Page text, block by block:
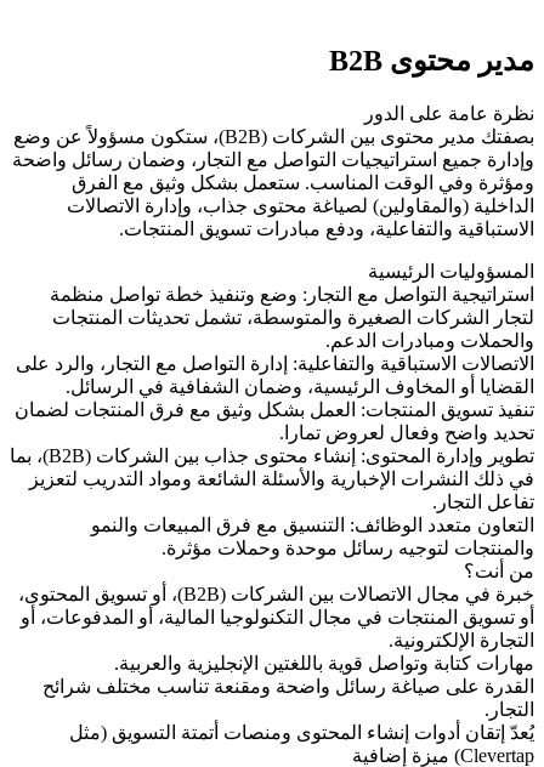
مدير محتوى B2B
نظرة عامة على الدور
بصفتك مدير محتوى بين الشركات (B2B)، ستكون مسؤولاً عن وضع
وإدارة جميع استراتيجيات التواصل مع التجار، وضمان رسائل واضحة
ومؤثرة وفي الوقت المناسب. ستعمل بشكل وثيق مع الفرق
الداخلية (والمقاولين) لصياغة محتوى جذاب، وإدارة الاتصالات
الاستباقية والتفاعلية، ودفع مبادرات تسويق المنتجات.
المسؤوليات الرئيسية
استراتيجية التواصل مع التجار: وضع وتنفيذ خطة تواصل منظمة
لتجار الشركات الصغيرة والمتوسطة، تشمل تحديثات المنتجات
والحملات ومبادرات الدعم.
الاتصالات الاستباقية والتفاعلية: إدارة التواصل مع التجار، والرد على
القضايا أو المخاوف الرئيسية، وضمان الشفافية في الرسائل.
تنفيذ تسويق المنتجات: العمل بشكل وثيق مع فرق المنتجات لضمان
تحديد واضح وفعال لعروض تمارا.
تطوير وإدارة المحتوى: إنشاء محتوى جذاب بين الشركات (B2B)، بما
في ذلك النشرات الإخبارية والأسئلة الشائعة ومواد التدريب لتعزيز
تفاعل التجار.
التعاون متعدد الوظائف: التنسيق مع فرق المبيعات والنمو
والمنتجات لتوجيه رسائل موحدة وحملات مؤثرة.
من أنت؟
خبرة في مجال الاتصالات بين الشركات (B2B)، أو تسويق المحتوى،
أو تسويق المنتجات في مجال التكنولوجيا المالية، أو المدفوعات، أو
التجارة الإلكترونية.
مهارات كتابة وتواصل قوية باللغتين الإنجليزية والعربية.
القدرة على صياغة رسائل واضحة ومقنعة تناسب مختلف شرائح
التجار.
يُعدّ إتقان أدوات إنشاء المحتوى ومنصات أتمتة التسويق (مثل
Clevertap) ميزة إضافية